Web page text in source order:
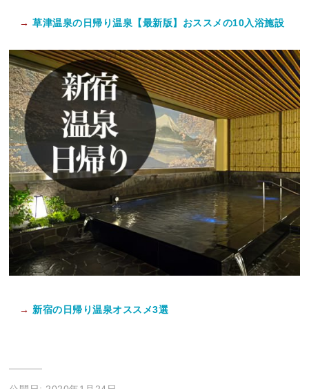
→ 草津温泉の日帰り温泉【最新版】おススメの10入浴施設
→ 新宿の日帰り温泉オススメ3選